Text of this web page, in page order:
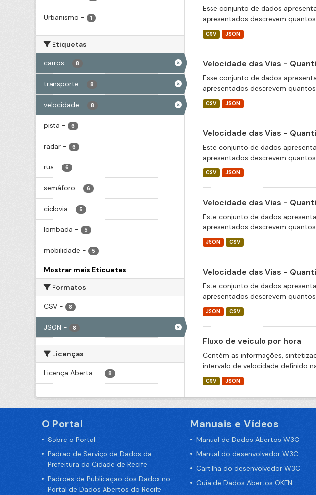
Urbanismo - 1
Etiquetas
carros - 8
transporte - 8
velocidade - 8
pista - 6
radar - 6
rua - 6
semáforo - 6
ciclovia - 5
lombada - 5
mobilidade - 5
Mostrar mais Etiquetas
Formatos
CSV - 8
JSON - 8
Licenças
Licença Aberta... - 8
Esse conjunto de dados
apresentados descrevem
CSV JSON
Velocidade das Vias -
Esse conjunto de dados
apresentados descrevem
CSV JSON
Velocidade das Vias -
Este conjunto de dados
apresentados descrevem
CSV JSON
Velocidade das Vias -
Este conjunto de dados
apresentados descrevem
JSON CSV
Velocidade das Vias -
Este conjunto de dados
apresentados descrevem
JSON CSV
Fluxo de veiculo por hora
Contém as informações,
intervalo de velocidade definido
CSV JSON
O Portal
Sobre o Portal
Padrão de Serviço de Dados da
Prefeitura da Cidade de Recife
Padrões de Publicação dos Dados no
Portal de Dados Abertos do Recife
Manuais e Vídeos
Manual de Dados Abertos W3C
Manual do desenvolvedor W3C
Cartilha do desenvolvedor W3C
Guia de Dados Abertos OKFN